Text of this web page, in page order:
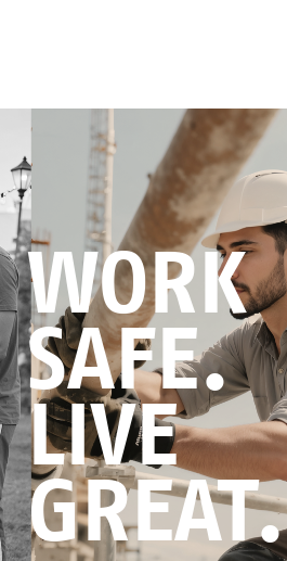
WORK
SAFE.
LIVE
GREAT.